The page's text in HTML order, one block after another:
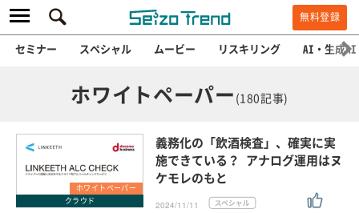
無料登録
セミナー スペシャル ムービー リスキリング AI・生成AI
ホワイトペーパー (180記事)
ホワイトペーパー
クラウド
義務化の「飲酒検査」、確実に実
施できている？ アナログ運用はヌ
ケモレのもと
2024/11/11